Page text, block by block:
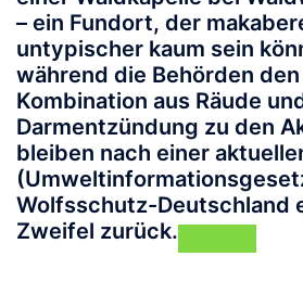
– ein Fundort, der
untypischer kaum sein
während die Behörden
Kombination aus Räude
Darmentzündung zu den
bleiben nach einer
Wolfsschutz-Deutschland
Zweifel zurück.